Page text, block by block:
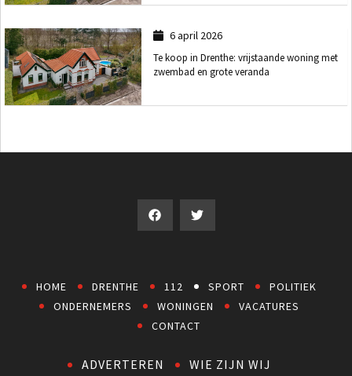
6 april 2026
Te koop in Drenthe: vrijstaande woning met
zwembad en grote veranda
HOME DRENTHE 112 SPORT
POLITIEK
ONDERNEMERS
WONINGEN
VACATURES
CONTACT
ADVERTEREN WIE ZIJN WIJ